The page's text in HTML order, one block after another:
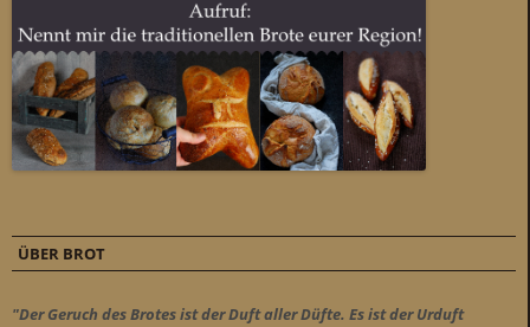
ÜBER BROT
"Der Geruch des Brotes ist der Duft aller Düfte. Es ist der Urduft